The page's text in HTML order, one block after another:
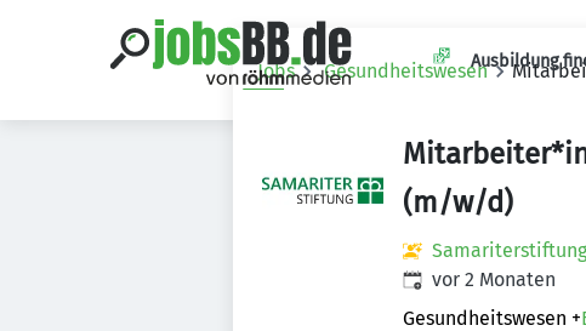
Ausbildung
Jobs Gesundheitswesen
(m/w/d)
Samariterstiftung
Veröffentlicht:
vor 2 Monaten
Gesundheitswesen +